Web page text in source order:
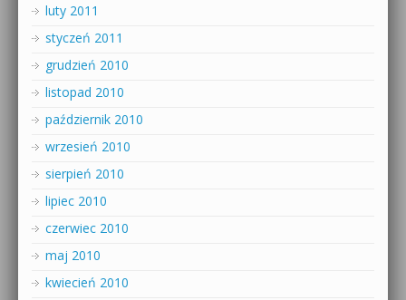
luty 2011
styczeń 2011
grudzień 2010
listopad 2010
październik 2010
wrzesień 2010
sierpień 2010
lipiec 2010
czerwiec 2010
maj 2010
kwiecień 2010